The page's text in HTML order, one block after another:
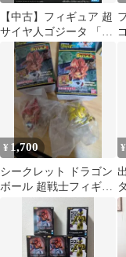
【中古】フィギュア 超
サイヤ人ゴジータ 「ド
ラゴンボール超」
SOLID EDGE WORKS-
THE出陣-7
¥ 1,700
シークレット ドラゴン
ボール 超戦士フィギュ
¥